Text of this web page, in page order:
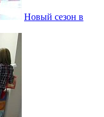
Новый сезон в